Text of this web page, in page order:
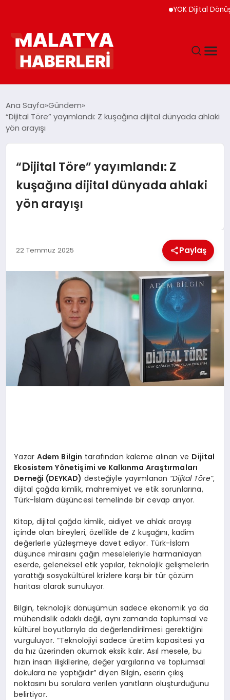
YOK Dijital Dönüşüm
GÜNDEM
DÜNYA
EĞITIM
MAGAZIN
SPOR
TEKNOLOJI
Ana Sayfa Gündem
“Dijital Töre” yayımlandı: Z kuşağına dijital dünyada ahlaki
yön arayışı
“Dijital Töre” yayımlandı: Z
kuşağına dijital dünyada ahlaki
yön arayışı
22 Temmuz 2025 Paylaş
Yazar Adem Bilgin tarafından kaleme alınan ve Dijital
Ekosistem Yönetişimi ve Kalkınma Araştırmaları
Derneği (DEYKAD) desteğiyle yayımlanan “Dijital Töre”,
dijital çağda kimlik, mahremiyet ve etik sorunlarına,
Türk-İslam düşüncesi temelinde bir cevap arıyor.
Kitap, dijital çağda kimlik, aidiyet ve ahlak arayışı
içinde olan bireyleri, özellikle de Z kuşağını, kadim
değerlerle yüzleşmeye davet ediyor. Türk-İslam
düşünce mirasını çağın meseleleriyle harmanlayan
eserde, geleneksel etik yapılar, teknolojik gelişmelerin
yarattığı sosyokültürel krizlere karşı bir tür çözüm
haritası olarak sunuluyor.
Bilgin, teknolojik dönüşümün sadece ekonomik ya da
mühendislik odaklı değil, aynı zamanda toplumsal ve
kültürel boyutlarıyla da değerlendirilmesi gerektiğini
vurguluyor. “Teknolojiyi sadece üretim kapasitesi ya
da hız üzerinden okumak eksik kalır. Asıl mesele, bu
hızın insan ilişkilerine, değer yargılarına ve toplumsal
dokulara ne yaptığıdır” diyen Bilgin, eserin çıkış
noktasını bu sorulara verilen yanıtların oluşturduğunu
belirtiyor.